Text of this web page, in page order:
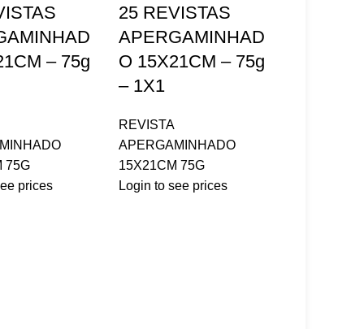
– 75g
75G
prices
25 REVISTAS
APERGAMINHAD
O 15X21CM – 75g
– 1X1
REVISTA
APERGAMINHADO
15X21CM 75G
Login to see prices